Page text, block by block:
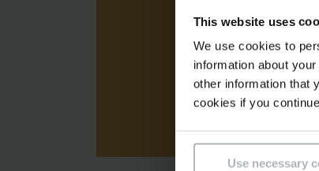
This website uses
We use cookies to
information about
other information that
cookies if you
Use necessary